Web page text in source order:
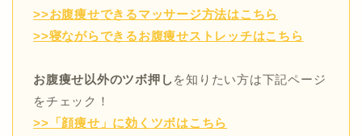
>>お腹痩せできるマッサージ方法はこちら
>>寝ながらできるお腹痩せストレッチはこちら
お腹痩せ以外のツボ押しを知りたい方は下記ページ
をチェック！
>>「顔痩せ」に効くツボはこちら